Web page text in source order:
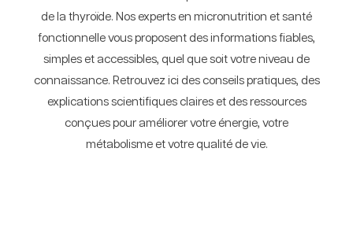
de la thyroïde. Nos experts en micronutrition et santé
fonctionnelle vous proposent des informations fiables,
simples et accessibles, quel que soit votre niveau de
connaissance. Retrouvez ici des conseils pratiques, des
explications scientifiques claires et des ressources
conçues pour améliorer votre énergie, votre
métabolisme et votre qualité de vie.